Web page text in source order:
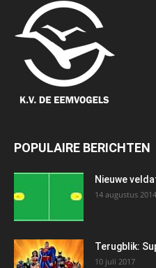
POPULAIRE BERICHTEN
Nieuwe
14 augustus 2014
Terugblik:
10 juli 2017